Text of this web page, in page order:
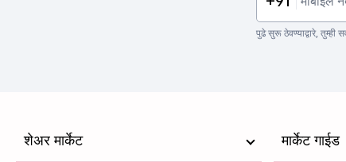
पुढे सुरू ठेवण्याद्वारे, तुम्ही
शेअर मार्केट मार्केट गाईड